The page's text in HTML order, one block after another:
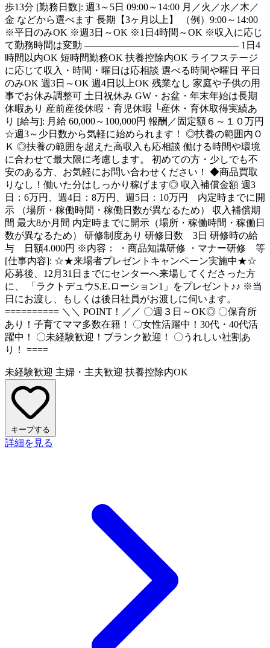
歩13分 [勤務日数]: 週3～5日 09:00～14:00 月／火／水／木／
金 などから選べます 長期【3ヶ月以上】 （例）9:00～14:00
※平日のみOK ※週3日～OK ※1日4時間～OK ※収入に応じ
て勤務時間は変動 ―――――――――――――――― 1日4
時間以内OK 短時間勤務OK 扶養控除内OK ライフステージ
に応じて収入・時間・曜日は応相談 選べる時間や曜日 平日
のみOK 週3日～OK 週4日以上OK 残業なし 家庭や子供の用
事でお休み調整可 土日祝休み GW・お盆・年末年始は長期
休暇あり 産前産後休暇・育児休暇 └産休・育休取得実績あ
り [給与]: 月給 60,000～100,000円 報酬／固定額６～１０万円
☆週3～少日数から気軽に始められます！ ◎扶養の範囲内Ｏ
Ｋ ◎扶養の範囲を超えた高収入も応相談 働ける時間や環境
に合わせて最大限に考慮します。 初めての方・少しでも不
安のある方、お気軽にお問い合わせください！ ◆商品買取
りなし！働いた分はしっかり稼げます◎ 収入補償金額 週3
日：6万円、週4日：8万円、週5日：10万円 内定時までに開
示 （場所・稼働時間・稼働日数が異なるため） 収入補償期
間 最大8か月間 内定時までに開示（場所・稼働時間・稼働日
数が異なるため） 研修制度あり 研修日数 3日 研修時の給
与 日額4.000円 ※内容： ・商品知識研修 ・マナー研修 等
[仕事内容]: ☆★来場者プレゼントキャンペーン実施中★☆
応募後、12月31日までにセンターへ来場してくださった方
に、 「ラクトデュウS.E.ローション1」をプレゼント♪♪ ※当
日にお渡し、もしくは後日社員がお渡しに伺います。
========== ＼＼ POINT！／／ 〇週３日～OK◎ 〇保育所
あり！子育てママ多数在籍！ 〇女性活躍中！30代・40代活
躍中！ 〇未経験歓迎！ブランク歓迎！ 〇うれしい社割あ
り！ ====
未経験歓迎 主婦・主夫歓迎 扶養控除内OK
キープする
詳細を見る